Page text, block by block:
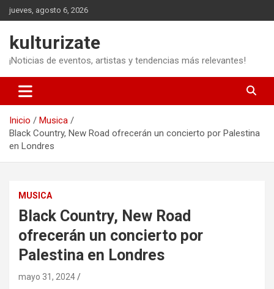
Saltar
al
jueves, agosto 6, 2026
kulturizate
¡Noticias de eventos, artistas y tendencias más relevantes!
Inicio
Musica
Black Country, New Road ofrecerán un concierto por Palestina
en Londres
MUSICA
Black Country, New Road
ofrecerán un concierto por
Palestina en Londres
mayo 31, 2024